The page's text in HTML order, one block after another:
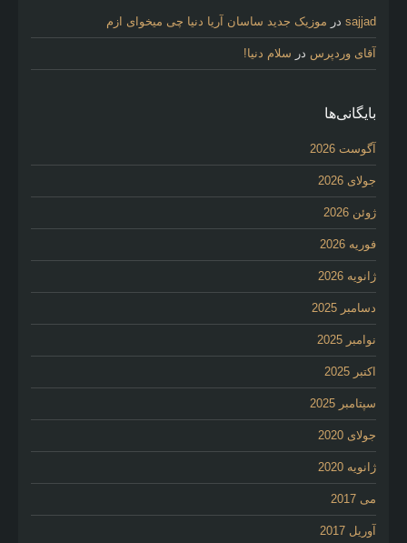
sajjad در موزیک جدید ساسان آریا دنیا چی میخوای ازم
آقای وردپرس در سلام دنیا!
بایگانی‌ها
آگوست 2026
جولای 2026
ژوئن 2026
فوریه 2026
ژانویه 2026
دسامبر 2025
نوامبر 2025
اکتبر 2025
سپتامبر 2025
جولای 2020
ژانویه 2020
می 2017
آوریل 2017